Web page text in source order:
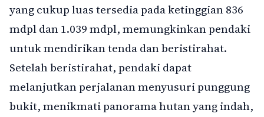
yang cukup luas tersedia pada ketinggian 836
mdpl dan 1.039 mdpl, memungkinkan pendaki
untuk mendirikan tenda dan beristirahat.
Setelah beristirahat, pendaki dapat
melanjutkan perjalanan menyusuri punggung
bukit, menikmati panorama hutan yang indah,